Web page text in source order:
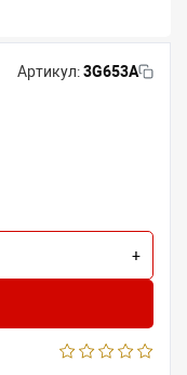
Артикул:3G653A
+